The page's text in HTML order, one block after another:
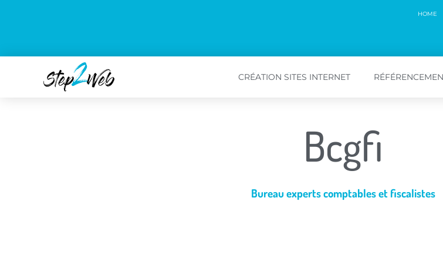
HOME
CRÉATION SITES INTERNET
Bcgfi
Bureau experts comptables et fiscalistes